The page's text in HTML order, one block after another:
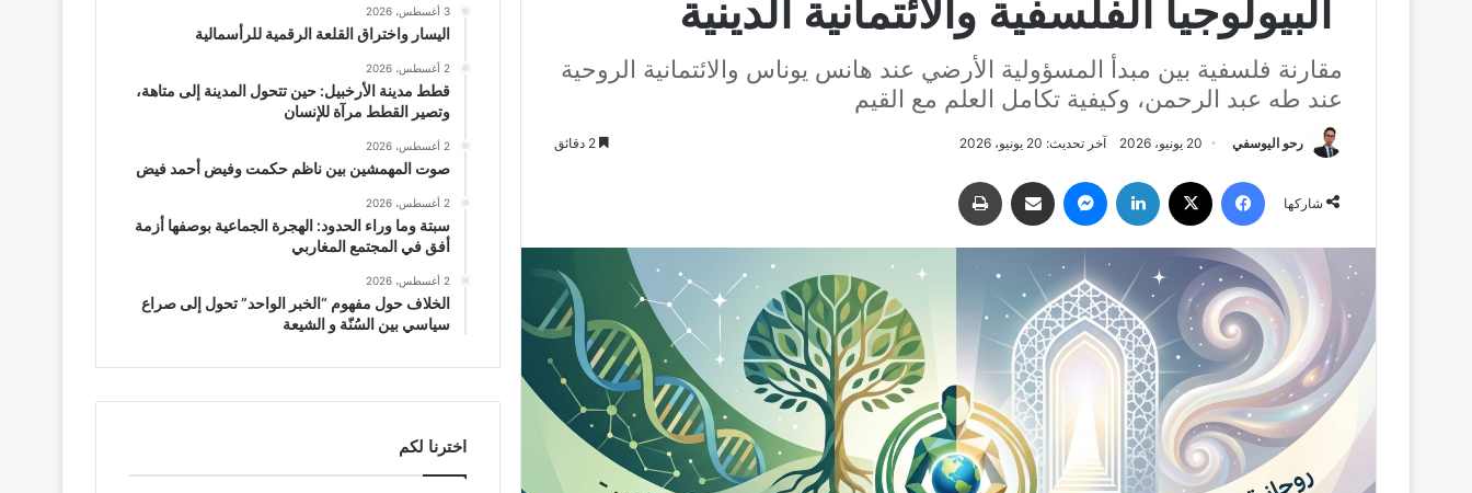
البيولوجيا الفلسفية والائتمانية الدينية
مقارنة فلسفية بين مبدأ المسؤولية الأرضي عند هانس يوناس والائتمانية الروحية
عند طه عبد الرحمن، وكيفية تكامل العلم مع القيم
رحو اليوسفي 20 يونيو، 2026 آخر تحديث: 20 يونيو، 2026
شاركها
فيسبوك لينكدإن ماسنجر مشاركة عبر البريد
3 أغسطس، 2026
اليسار واختراق القلعة الرقمية للرأسمالية
2 أغسطس، 2026
قطط مدينة الأرخبيل: حين تتحول المدينة إلى متاهة،
وتصير القطط مرآة للإنسان
2 أغسطس، 2026
صوت المهمشين بين ناظم حكمت وفيض أحمد فيض
2 أغسطس، 2026
سبتة وما وراء الحدود: الهجرة الجماعية بوصفها أزمة
أفق في المجتمع المغاربي
2 أغسطس، 2026
الخلاف حول مفهوم “الخبر الواحد” تحول إلى صراع
سياسي بين السُنّة و الشيعة
اخترنا لكم